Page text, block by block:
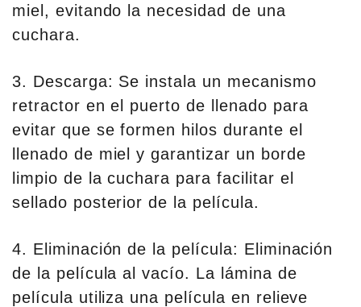
miel, evitando la necesidad de una
cuchara.
3. Descarga: Se instala un mecanismo
retractor en el puerto de llenado para
evitar que se formen hilos durante el
llenado de miel y garantizar un borde
limpio de la cuchara para facilitar el
sellado posterior de la película.
4. Eliminación de la película: Eliminación
de la película al vacío. La lámina de
película utiliza una película en relieve